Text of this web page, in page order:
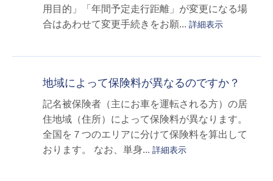
用目的」「年間予定走行距離」が変更になる場
合はあわせて変更手続きをお願... 詳細表示
地域によって保険料が異なるのですか？
記名被保険者（主にお車を運転される方）の居
住地域（住所）によって保険料が異なります。
全国を７つのエリアに分けて保険料を算出して
おります。 なお、単身... 詳細表示